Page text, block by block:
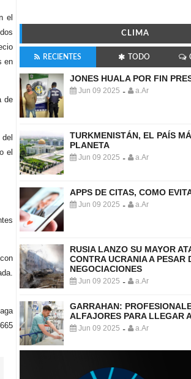
el
en
de
el
CLIMA
RECIENTES TODO
JONES HUALA POR FIN
Jun 09 2025 - a.Ar
TURKMENISTÁN, EL PAÍS
PLANETA
Jun 09 2025 - a.Ar
APPS DE CITAS, COMO
Jun 09 2025 - a.Ar
RUSIA LANZO SU MAYOR
CONTRA UCRANIA A PESAR
NEGOCIACIONES
Jun 09 2025 - a.Ar
GARRAHAN:
ALFAJORES PARA LLEGAR
Jun 09 2025 - a.Ar